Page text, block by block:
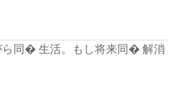
同� 生活。もし将来同� 解消